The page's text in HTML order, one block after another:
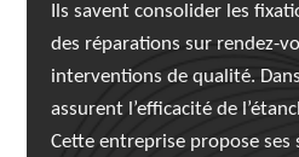
Ils savent consolider les
des réparations sur rendez-
interventions de qualité.
assurent l’efficacité de
Cette entreprise propose ses